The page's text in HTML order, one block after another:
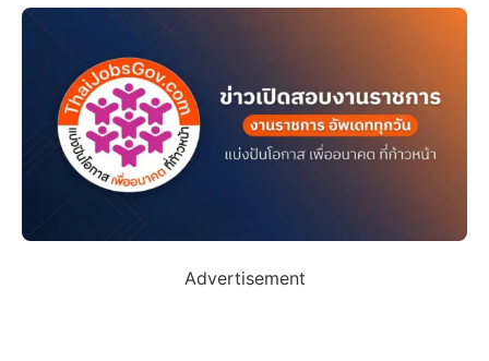
Advertisement